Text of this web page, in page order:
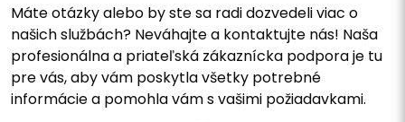
Máte otázky alebo by ste sa radi dozvedeli viac o
našich službách? Neváhajte a kontaktujte nás! Naša
profesionálna a priateľská zákaznícka podpora je tu
pre vás, aby vám poskytla všetky potrebné
informácie a pomohla vám s vašimi požiadavkami.